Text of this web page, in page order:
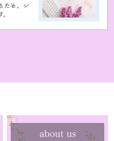
め、
シ
about us